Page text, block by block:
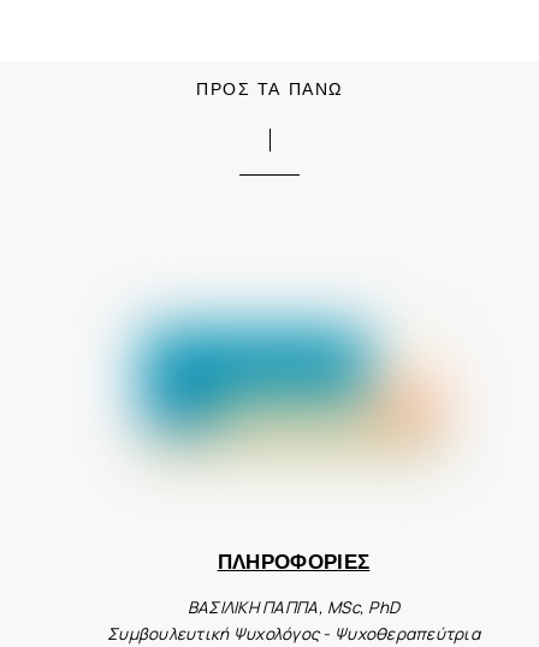
ΠΡΟΣ ΤΑ ΠΆΝΩ
ΠΛΗΡΟΦΟΡΙΕΣ
ΒΑΣΙΛΙΚΗ ΠΑΠΠΑ, MSc, PhD
Συμβουλευτική Ψυχολόγος - Ψυχοθεραπεύτρια